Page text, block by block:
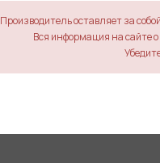
Производитель оставляет за
Вся информация на сайте о